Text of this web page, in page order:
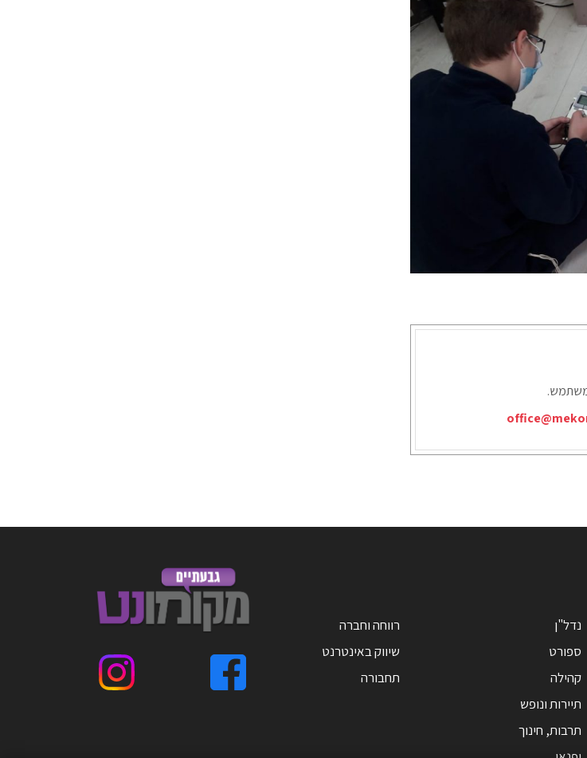
משתמש.
נדל"ן
ספורט
קהילה
תיירות ונופש
תרבות, חינוך
רווחה וחברה
שיווק באינטרנט
תחבורה